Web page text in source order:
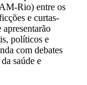
Rio) entre os
e curtas-
políticos e
com debates
saúde e